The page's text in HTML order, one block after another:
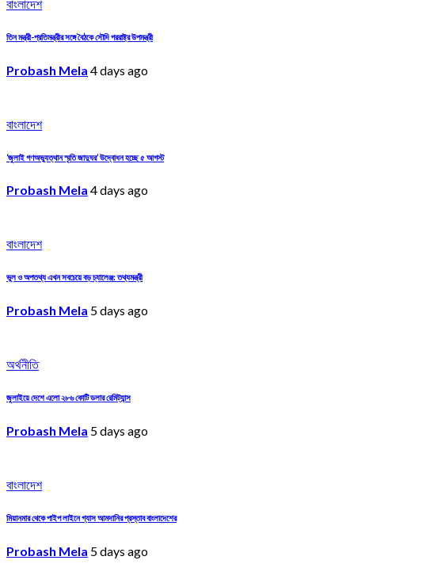
বাংলাদেশ
তিন মন্ত্রী-প্রতিমন্ত্রীর সঙ্গে বৈঠকে সৌদি পররাষ্ট্র উপমন্ত্রী
Probash Mela 4 days ago
বাংলাদেশ
‘জুলাই গণঅভ্যুত্থান স্মৃতি জাদুঘর’ উদ্বোধন হচ্ছে ৫ আগস্ট
Probash Mela 4 days ago
বাংলাদেশ
ভুল ও অপতথ্য এখন সবচেয়ে বড় চ্যালেঞ্জ: তথ্যমন্ত্রী
Probash Mela 5 days ago
অর্থনীতি
জুলাইয়ে দেশে এলো ২৮৬ কোটি ডলার রেমিট্যান্স
Probash Mela 5 days ago
বাংলাদেশ
মিয়ানমার থেকে পাইপ লাইনে গ্যাস আমদানির প্রস্তাব বাংলাদেশের
Probash Mela 5 days ago